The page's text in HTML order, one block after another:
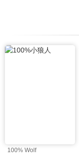
100% Wolf